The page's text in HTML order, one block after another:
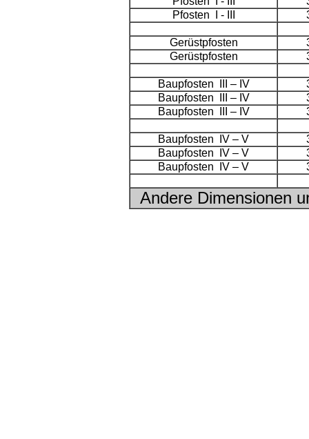
Pfosten I - III
Gerüstpfosten
Gerüstpfosten
Baupfosten III – IV
Baupfosten III – IV
Baupfosten III – IV
Baupfosten IV – V
Baupfosten IV – V
Baupfosten IV – V
Andere Dimensionen